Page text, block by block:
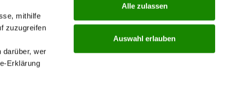
mithilfe
zuzugreifen
darüber, wer
Erklärung
Alle zulassen
Auswahl erlauben
links menu